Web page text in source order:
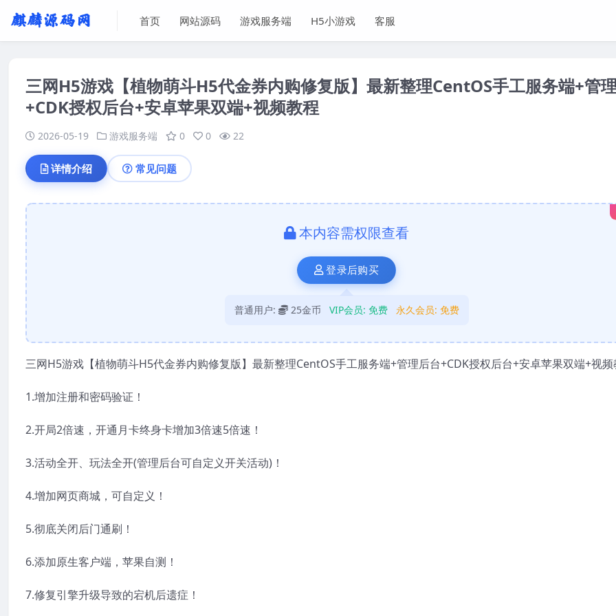
首页 网站源码 游戏服务端 H5小游戏 客服
三网H5游戏【植物萌斗H5代金券内购修复版】最新整理CentOS手工服务端+管
+CDK授权后台+安卓苹果双端+视频教程
2026-05-19 游戏服务端 0 0 22
详情介绍 常见问题
本内容需权限查看
登录后购买
普通用户: 25金币 VIP会员: 免费 永久会员: 免费
三网H5游戏【植物萌斗H5代金券内购修复版】最新整理CentOS手工服务端+管理后台+CDK授权后台+安卓苹果双端+视
1.增加注册和密码验证！
2.开局2倍速，开通月卡终身卡增加3倍速5倍速！
3.活动全开、玩法全开(管理后台可自定义开关活动)！
4.增加网页商城，可自定义！
5.彻底关闭后门通刷！
6.添加原生客户端，苹果自测！
7.修复引擎升级导致的宕机后遗症！